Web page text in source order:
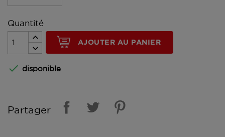
Quantité
AJOUTER AU PANIER
 disponible
Partager